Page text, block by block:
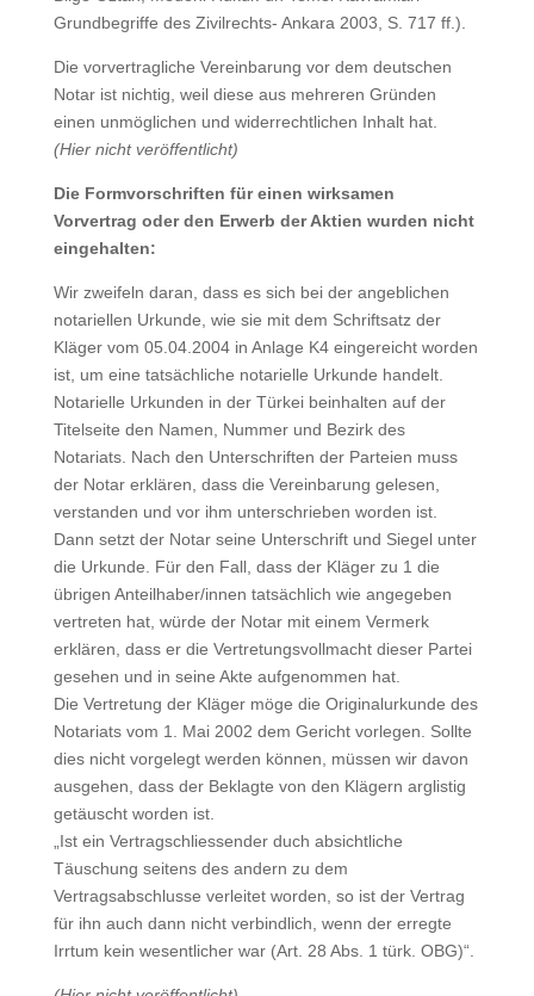
Grundbegriffe des Zivilrechts- Ankara 2003, S. 717 ff.).
Die vorvertragliche Vereinbarung vor dem deutschen
Notar ist nichtig, weil diese aus mehreren Gründen
einen unmöglichen und widerrechtlichen Inhalt hat.
(Hier nicht veröffentlicht)
Die Formvorschriften für einen wirksamen
Vorvertrag oder den Erwerb der Aktien wurden nicht
eingehalten:
Wir zweifeln daran, dass es sich bei der angeblichen
notariellen Urkunde, wie sie mit dem Schriftsatz der
Kläger vom 05.04.2004 in Anlage K4 eingereicht worden
ist, um eine tatsächliche notarielle Urkunde handelt.
Notarielle Urkunden in der Türkei beinhalten auf der
Titelseite den Namen, Nummer und Bezirk des
Notariats. Nach den Unterschriften der Parteien muss
der Notar erklären, dass die Vereinbarung gelesen,
verstanden und vor ihm unterschrieben worden ist.
Dann setzt der Notar seine Unterschrift und Siegel unter
die Urkunde. Für den Fall, dass der Kläger zu 1 die
übrigen Anteilhaber/innen tatsächlich wie angegeben
vertreten hat, würde der Notar mit einem Vermerk
erklären, dass er die Vertretungsvollmacht dieser Partei
gesehen und in seine Akte aufgenommen hat.
Die Vertretung der Kläger möge die Originalurkunde des
Notariats vom 1. Mai 2002 dem Gericht vorlegen. Sollte
dies nicht vorgelegt werden können, müssen wir davon
ausgehen, dass der Beklagte von den Klägern arglistig
getäuscht worden ist.
„Ist ein Vertragschliessender duch absichtliche
Täuschung seitens des andern zu dem
Vertragsabschlusse verleitet worden, so ist der Vertrag
für ihn auch dann nicht verbindlich, wenn der erregte
Irrtum kein wesentlicher war (Art. 28 Abs. 1 türk. OBG)“.